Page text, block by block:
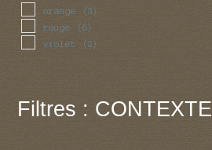
orange (3)
rouge (6)
violet (2)
Filtres : CONTEXTE